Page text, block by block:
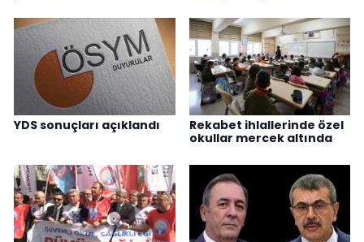
YDS sonuçları açıklandı
Rekabet ihlallerinde özel
okullar mercek altında